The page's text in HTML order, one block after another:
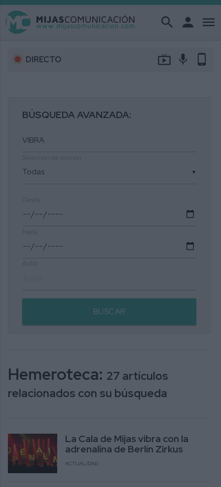
search person menu
DIRECTO live_tv mic phone_android
BÚSQUEDA AVANZADA:
▼
BUSCAR
Hemeroteca: 27 artículos
relacionados con su búsqueda
La Cala de Mijas vibra con la
adrenalina de Berlín Zirkus
ACTUALIDAD